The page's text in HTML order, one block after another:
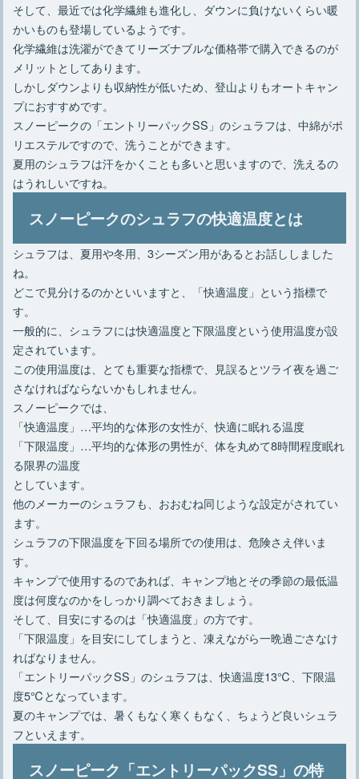
そして、最近では化学繊維も進化し、ダウンに負けないくらい暖
かいものも登場しているようです。
化学繊維は洗濯ができてリーズナブルな価格帯で購入できるのが
メリットとしてあります。
しかしダウンよりも収納性が低いため、登山よりもオートキャン
プにおすすめです。
スノーピークの「エントリーパックSS」のシュラフは、中綿がポ
リエステルですので、洗うことができます。
夏用のシュラフは汗をかくことも多いと思いますので、洗えるの
はうれしいですね。
スノーピークのシュラフの快適温度とは
シュラフは、夏用や冬用、3シーズン用があるとお話ししました
ね。
どこで見分けるのかといいますと、「快適温度」という指標で
す。
一般的に、シュラフには快適温度と下限温度という使用温度が設
定されています。
この使用温度は、とても重要な指標で、見誤るとツライ夜を過ご
さなければならないかもしれません。
スノーピークでは、
「快適温度」…平均的な体形の女性が、快適に眠れる温度
「下限温度」…平均的な体形の男性が、体を丸めて8時間程度眠れ
る限界の温度
としています。
他のメーカーのシュラフも、おおむね同じような設定がされてい
ます。
シュラフの下限温度を下回る場所での使用は、危険さえ伴いま
す。
キャンプで使用するのであれば、キャンプ地とその季節の最低温
度は何度なのかをしっかり調べておきましょう。
そして、目安にするのは「快適温度」の方です。
「下限温度」を目安にしてしまうと、凍えながら一晩過ごさなけ
ればなりません。
「エントリーパックSS」のシュラフは、快適温度13℃、下限温
度5℃となっています。
夏のキャンプでは、暑くもなく寒くもなく、ちょうど良いシュラ
フといえます。
スノーピーク「エントリーパックSS」の特